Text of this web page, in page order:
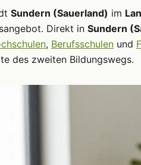
Sundern (Sauerland) im
Direkt in Sundern
, Berufsschulen und
des zweiten Bildungswegs.